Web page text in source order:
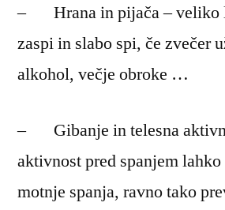
– Hrana in pijača – veliko
zaspi in slabo spi, če zvečer
alkohol, večje obroke …
– Gibanje in telesna
aktivnost pred spanjem
motnje spanja, ravno tako